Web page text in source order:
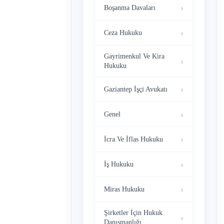
Boşanma Davaları
Ceza Hukuku
Gayrimenkul Ve Kira
Hukuku
Gaziantep İşçi Avukatı
Genel
İcra Ve İflas Hukuku
İş Hukuku
Miras Hukuku
Şirketler İçin Hukuk
Danışmanlığı